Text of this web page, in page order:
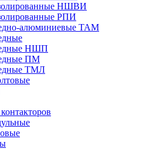
НШВИ
РПИ
алюминиевые ТАМ
НШП
ПМ
ТМЛ